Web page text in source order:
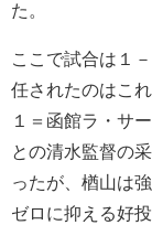
た。
ここで試合は１
任されたのはこ
１＝函館ラ・サ
との清水監督の
ったが、楢山は
ゼロに抑える好